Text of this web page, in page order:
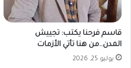
قاسم فرحنا يكتب: تجييش
المدن..من هنا تأتي الأزمات
يوليو 25, 2026